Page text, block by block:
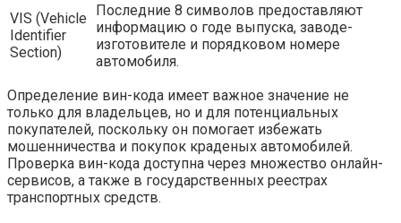
VIS (Vehicle
Identifier
Section)
Последние 8 символов предоставляют
информацию о годе выпуска, заводе-
изготовителе и порядковом номере
автомобиля.
Определение вин-кода имеет важное значение не
только для владельцев, но и для потенциальных
покупателей, поскольку он помогает избежать
мошенничества и покупок краденых автомобилей.
Проверка вин-кода доступна через множество онлайн-
сервисов, а также в государственных реестрах
транспортных средств.